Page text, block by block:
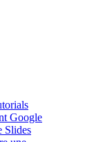
Google
Slides